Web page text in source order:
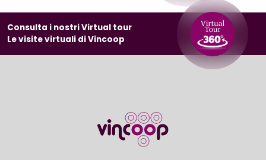
Consulta i nostri Virtual tour
Le visite virtuali di Vincoop